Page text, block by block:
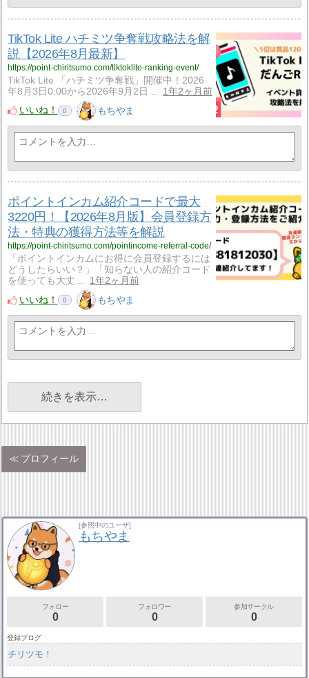
TikTok Lite ハチミツ争奪戦攻略法を解
説【2026年8月最新】
https://point-chiritsumo.com/tiktoklite-ranking-event/
TikTok Lite 「ハチミツ争奪戦」開催中！2026
年8月3日0:00から2026年9月2日…
1年2ヶ月前
いいね！
0 もちやま
ポイントインカム紹介コードで最大
3220円！【2026年8月版】会員登録方
法・特典の獲得方法等を解説
https://point-chiritsumo.com/pointincome-referral-code/
「ポイントインカムにお得に会員登録するには
どうしたらいい？」「知らない人の紹介コード
を使っても大丈…
1年2ヶ月前
いいね！
0 もちやま
続きを表示…
プロフィール
[参照中のユーザ]
もちやま
フォロー
0
フォロワー
0
参加サークル
0
登録ブログ
チリツモ！